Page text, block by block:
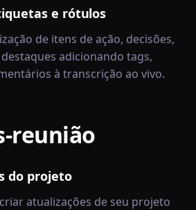
e rótulos
de itens de ação, decisões,
adicionando tags,
à transcrição ao vivo.
reunião
do projeto
atualizações de seu projeto